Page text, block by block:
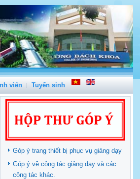
viên Tuyển sinh
Góp ý trang thiết bị phục vụ giảng dạy
Góp ý về công tác giảng dạy và các
công tác khác.